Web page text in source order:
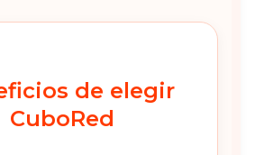
de elegir
CuboRed